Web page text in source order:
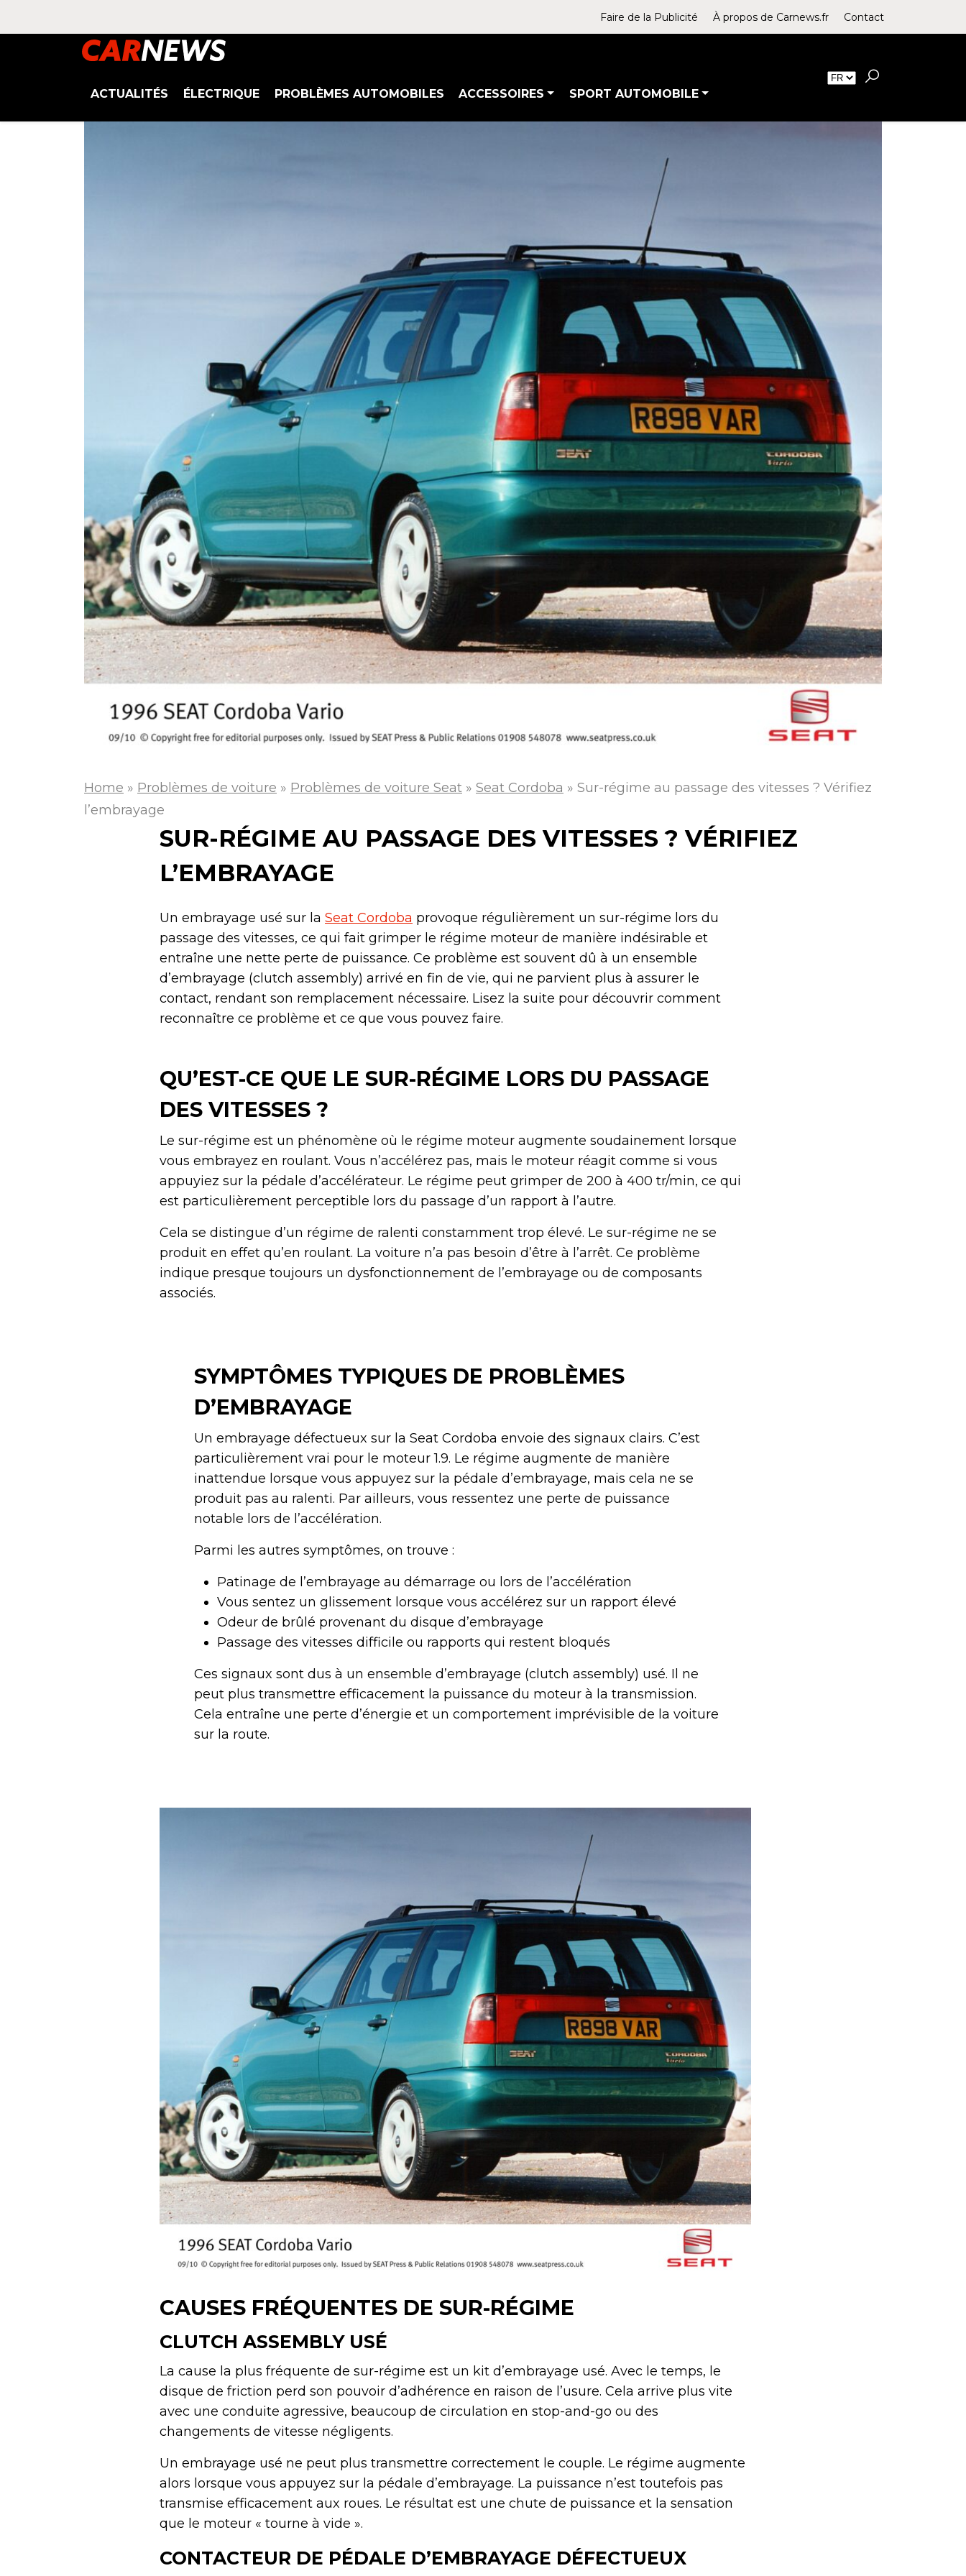
Faire de la Publicité À propos de Carnews.fr Contact
ACTUALITÉS ÉLECTRIQUE PROBLÈMES AUTOMOBILES ACCESSOIRES SPORT AUTOMOBILE
Home » Problèmes de voiture » Problèmes de voiture Seat » Seat Cordoba » Sur-régime au passage des vitesses ? Vérifiez
l’embrayage
SUR-RÉGIME AU PASSAGE DES VITESSES ? VÉRIFIEZ
L’EMBRAYAGE
Un embrayage usé sur la Seat Cordoba provoque régulièrement un sur-régime lors du
passage des vitesses, ce qui fait grimper le régime moteur de manière indésirable et
entraîne une nette perte de puissance. Ce problème est souvent dû à un ensemble
d’embrayage (clutch assembly) arrivé en fin de vie, qui ne parvient plus à assurer le
contact, rendant son remplacement nécessaire. Lisez la suite pour découvrir comment
reconnaître ce problème et ce que vous pouvez faire.
QU’EST-CE QUE LE SUR-RÉGIME LORS DU PASSAGE
DES VITESSES ?
Le sur-régime est un phénomène où le régime moteur augmente soudainement lorsque
vous embrayez en roulant. Vous n’accélérez pas, mais le moteur réagit comme si vous
appuyiez sur la pédale d’accélérateur. Le régime peut grimper de 200 à 400 tr/min, ce qui
est particulièrement perceptible lors du passage d’un rapport à l’autre.
Cela se distingue d’un régime de ralenti constamment trop élevé. Le sur-régime ne se
produit en effet qu’en roulant. La voiture n’a pas besoin d’être à l’arrêt. Ce problème
indique presque toujours un dysfonctionnement de l’embrayage ou de composants
associés.
SYMPTÔMES TYPIQUES DE PROBLÈMES
D’EMBRAYAGE
Un embrayage défectueux sur la Seat Cordoba envoie des signaux clairs. C’est
particulièrement vrai pour le moteur 1.9. Le régime augmente de manière
inattendue lorsque vous appuyez sur la pédale d’embrayage, mais cela ne se
produit pas au ralenti. Par ailleurs, vous ressentez une perte de puissance
notable lors de l’accélération.
Parmi les autres symptômes, on trouve :
Patinage de l’embrayage au démarrage ou lors de l’accélération
Vous sentez un glissement lorsque vous accélérez sur un rapport élevé
Odeur de brûlé provenant du disque d’embrayage
Passage des vitesses difficile ou rapports qui restent bloqués
Ces signaux sont dus à un ensemble d’embrayage (clutch assembly) usé. Il ne
peut plus transmettre efficacement la puissance du moteur à la transmission.
Cela entraîne une perte d’énergie et un comportement imprévisible de la voiture
sur la route.
CAUSES FRÉQUENTES DE SUR-RÉGIME
CLUTCH ASSEMBLY USÉ
La cause la plus fréquente de sur-régime est un kit d’embrayage usé. Avec le temps, le
disque de friction perd son pouvoir d’adhérence en raison de l’usure. Cela arrive plus vite
avec une conduite agressive, beaucoup de circulation en stop-and-go ou des
changements de vitesse négligents.
Un embrayage usé ne peut plus transmettre correctement le couple. Le régime augmente
alors lorsque vous appuyez sur la pédale d’embrayage. La puissance n’est toutefois pas
transmise efficacement aux roues. Le résultat est une chute de puissance et la sensation
que le moteur « tourne à vide ».
CONTACTEUR DE PÉDALE D’EMBRAYAGE DÉFECTUEUX